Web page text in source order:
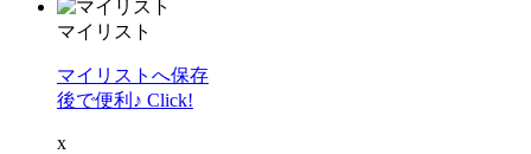
マイリスト
マイリストへ保存
後で便利♪ Click!
x